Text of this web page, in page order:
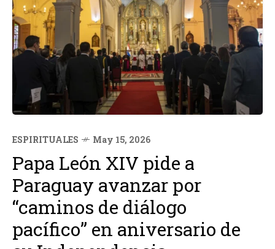
ESPIRITUALES May 15, 2026
Papa León XIV pide a
Paraguay avanzar por
“caminos de diálogo
pacífico” en aniversario de